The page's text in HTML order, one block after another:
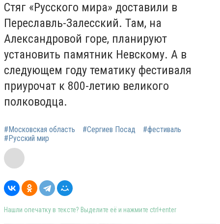
Стяг «Русского мира» доставили в
Переславль-Залесский. Там, на
Александровой горе, планируют
установить памятник Невскому. А в
следующем году тематику фестиваля
приурочат к 800-летию великого
полководца.
#Московская область #Сергиев Посад
#фестиваль
#Русский мир
Нашли опечатку в тексте? Выделите её и нажмите ctrl+enter